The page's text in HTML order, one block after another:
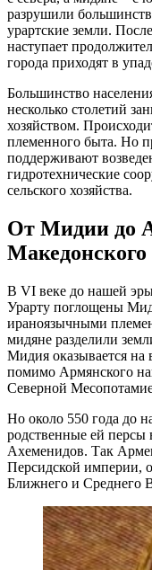
разрушили
урартские земли.
наступает
города приходят в
Большинство
несколько столетий
хозяйством.
племенного быта. Но
поддерживают
гидротехнические
сельского хозяйства.
От Мидии до
Македонского
В VI веке до нашей
Урарту поглощены
ираноязычными
мидяне разделили
Мидия оказывается на
помимо Армянского
Северной
Но около 550 года до
родственные ей персы
Ахеменидов. Так
Персидской империи,
Ближнего и Среднего